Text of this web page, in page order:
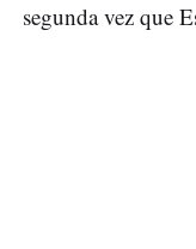
segunda vez que